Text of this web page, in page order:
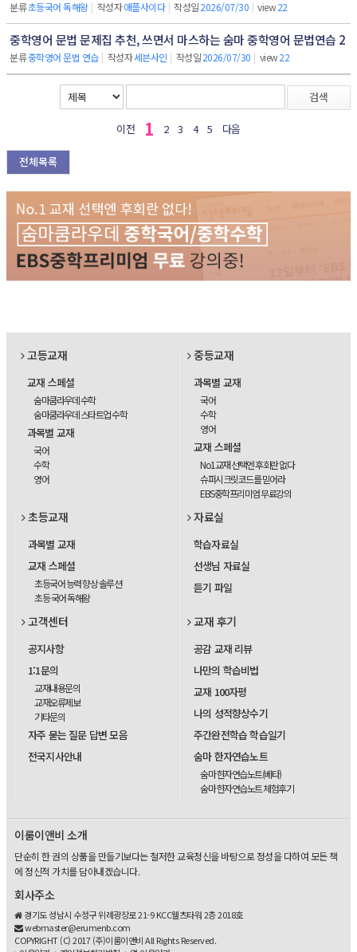
분류초등국어 독해왕 | 작성자애플사이다 | 작성일2026/07/30 | view22
중학영어 문법 문제집 추천, 쓰면서 마스하는 숨마 중학영어 문법연습 2
분류중학영어 문법 연습 | 작성자세븐사인 | 작성일2026/07/30 | view22
검색
이전 1 2 3 4 5 다음
전체목록
고등교재
교재 스페셜
숨마쿰라우데 수학
숨마쿰라우데 스타트업 수학
과목별 교재
국어
수학
영어
중등교재
과목별 교재
국어
수학
영어
교재 스페셜
No1교재 선택엔 후회란 없다
슈퍼시크릿코드를 믿어라
EBS중학프리미엄 무료강의
초등교재
과목별 교재
교재 스페셜
초등국어 능력 향상 솔루션
초등 국어 독해왕
자료실
학습자료실
선생님 자료실
듣기 파일
고객센터
공지사항
1:1문의
교재내용문의
교재오류제보
기타문의
자주 묻는 질문 답변 모음
전국지사안내
교재 후기
공감 교재 리뷰
나만의 학습비법
교재 100자평
나의 성적향상수기
주간완전학습 학습일기
숨마 한자연습노트
숨마 한자연습노트(베타)
숨마 한자연습노트 체험후기
이룸이앤비 소개
단순히 한 권의 상품을 만들기보다는 철저한 교육정신을 바탕으로 정성을 다하여 모든 책
에 정신적 가치를 담아내겠습니다.
회사주소
경기도 성남시 수정구 위례광장로 21-9 KCC웰츠타워 2층 2018호
webmaster@erumenb.com
COPYRIGHT (C) 2017 (주)이룸이앤비 All Rights Reserved.